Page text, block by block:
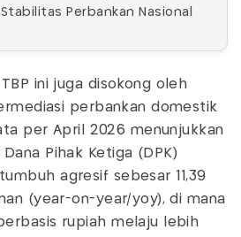
Perbankan Nasional
ini juga disokong oleh
perbankan domestik
per April 2026 menunjukkan
Pihak Ketiga (DPK)
agresif sebesar 11,39
(year-on-year/yoy), di mana
rupiah melaju lebih